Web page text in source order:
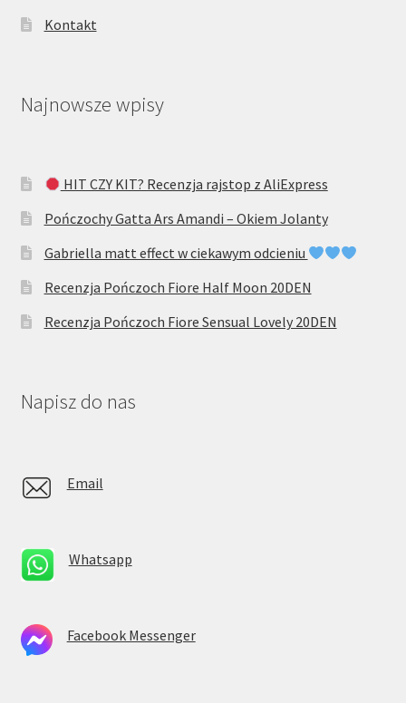
Kontakt
Najnowsze wpisy
HIT CZY KIT? Recenzja rajstop z AliExpress
Pończochy Gatta Ars Amandi – Okiem Jolanty
Gabriella matt effect w ciekawym odcieniu
Recenzja Pończoch Fiore Half Moon 20DEN
Recenzja Pończoch Fiore Sensual Lovely 20DEN
Napisz do nas
Email
Whatsapp
Facebook Messenger